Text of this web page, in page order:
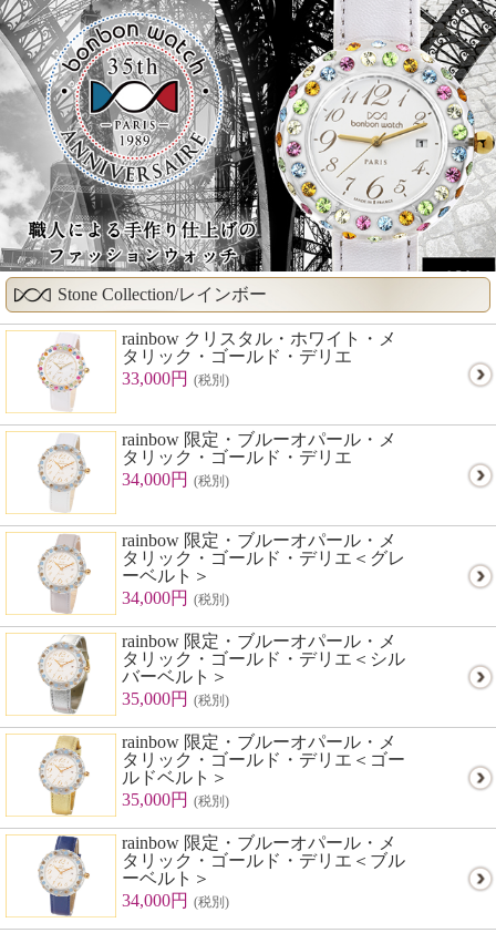
Stone Collection/レインボー
rainbow クリスタル・ホワイト・メ
タリック・ゴールド・デリエ
33,000円 (税別)
rainbow 限定・ブルーオパール・メ
タリック・ゴールド・デリエ
34,000円 (税別)
rainbow 限定・ブルーオパール・メ
タリック・ゴールド・デリエ＜グレ
ーベルト＞
34,000円 (税別)
rainbow 限定・ブルーオパール・メ
タリック・ゴールド・デリエ＜シル
バーベルト＞
35,000円 (税別)
rainbow 限定・ブルーオパール・メ
タリック・ゴールド・デリエ＜ゴー
ルドベルト＞
35,000円 (税別)
rainbow 限定・ブルーオパール・メ
タリック・ゴールド・デリエ＜ブル
ーベルト＞
34,000円 (税別)